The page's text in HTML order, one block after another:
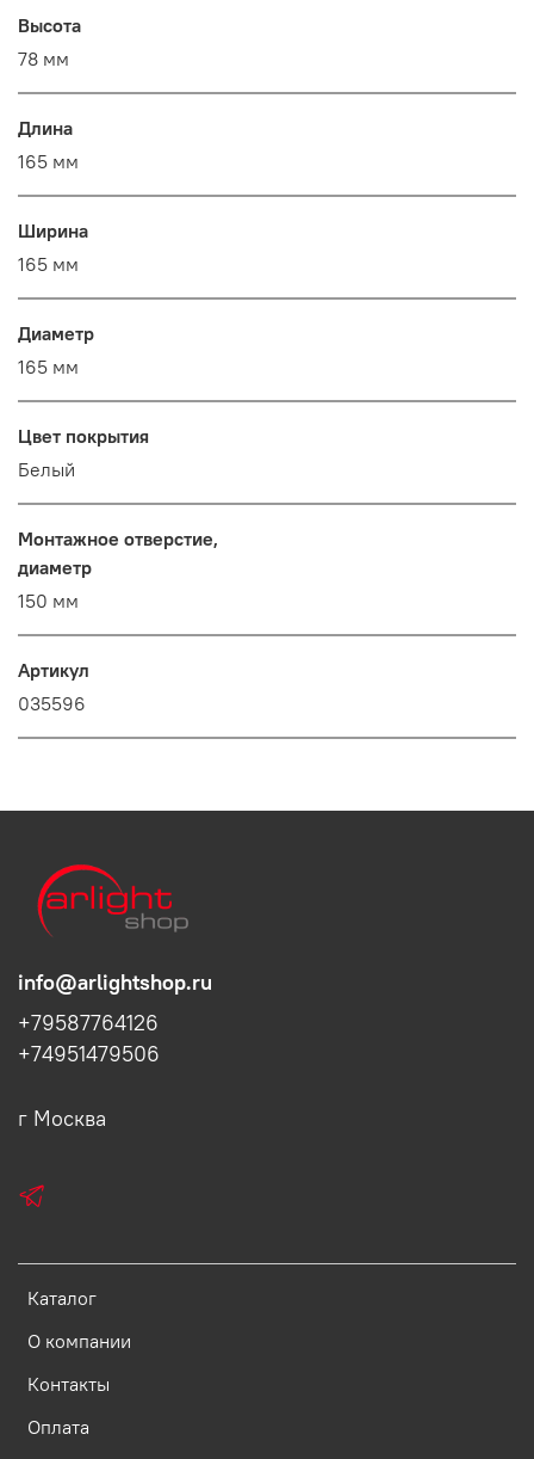
Высота
78 мм
Длина
165 мм
Ширина
165 мм
Диаметр
165 мм
Цвет покрытия
Белый
Монтажное отверстие,
диаметр
150 мм
Артикул
035596
Каталог
О компании
Контакты
Оплата
info@arlightshop.ru
+79587764126
+74951479506
г Москва